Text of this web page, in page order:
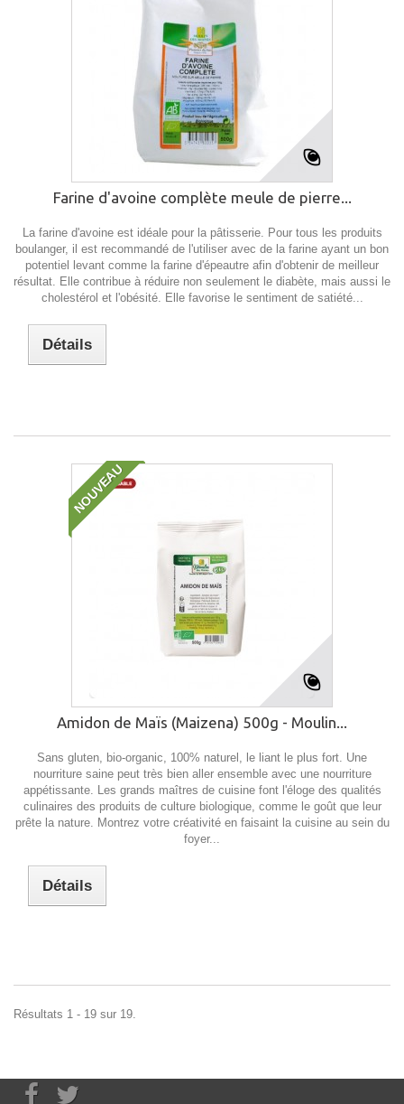
Farine d'avoine complète meule de pierre...
La farine d'avoine est idéale pour la pâtisserie. Pour tous les produits
boulanger, il est recommandé de l'utiliser avec de la farine ayant un bon
potentiel levant comme la farine d'épeautre afin d'obtenir de meilleur
résultat. Elle contribue à réduire non seulement le diabète, mais aussi le
cholestérol et l'obésité. Elle favorise le sentiment de satiété...
Détails
NOUVEAU
Amidon de Maïs (Maizena) 500g - Moulin...
Sans gluten, bio-organic, 100% naturel, le liant le plus fort. Une
nourriture saine peut très bien aller ensemble avec une nourriture
appétissante. Les grands maîtres de cuisine font l'éloge des qualités
culinaires des produits de culture biologique, comme le goût que leur
prête la nature. Montrez votre créativité en faisaint la cuisine au sein du
foyer...
Détails
Résultats 1 - 19 sur 19.